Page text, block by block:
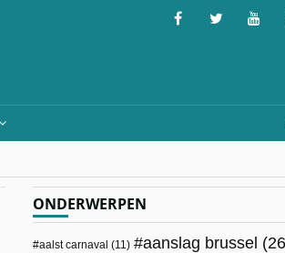
ONDERWERPEN
aalst carnaval (11) aanslag brussel